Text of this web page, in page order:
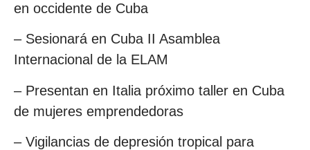
en occidente de Cuba
– Sesionará en Cuba II Asamblea
Internacional de la ELAM
– Presentan en Italia próximo taller en Cuba
de mujeres emprendedoras
– Vigilancias de depresión tropical para